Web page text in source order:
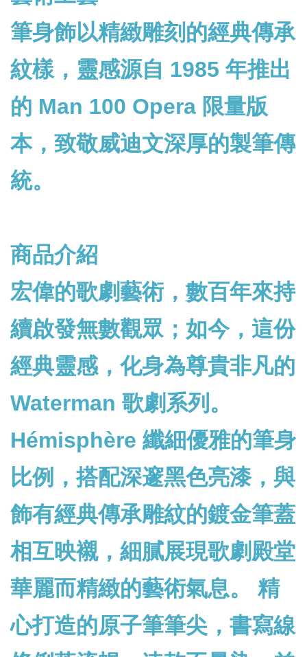
筆身飾以精緻雕刻的經典傳承
紋樣，靈感源自 1985 年推出
的 Man 100 Opera 限量版
本，致敬威迪文深厚的製筆傳
統。
商品介紹
宏偉的歌劇藝術，數百年來持
續啟發無數觀眾；如今，這份
經典靈感，化身為尊貴非凡的
Waterman 歌劇系列。
Hémisphère 纖細優雅的筆身
比例，搭配深邃黑色亮漆，與
飾有經典傳承雕紋的鍍金筆蓋
相互映襯，細膩展現歌劇殿堂
華麗而精緻的藝術氣息。 精
心打造的原子筆筆尖，書寫線